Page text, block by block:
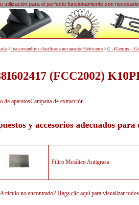
utilización para el perfecto funcionamiento son
(FCC2002)
de aparatosCampana de extracción
y accesorios adecuados
Filtro Metálico Antigrasa
no encontrado? Haga clic aquí para visualizar
> lista recambios clasificada por aparato/fabricante > G - (Genius ...